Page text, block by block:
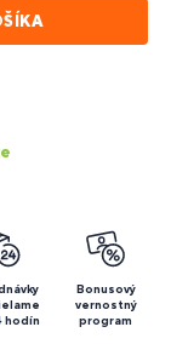
hodín
Bonusový
vernostný
program